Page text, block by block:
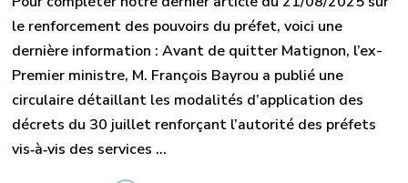
le renforcement des pouvoirs du préfet, voici une
dernière information : Avant de quitter Matignon, l’ex-
Premier ministre, M. François Bayrou a publié une
circulaire détaillant les modalités d’application des
décrets du 30 juillet renforçant l’autorité des préfets
vis‑à‑vis des services …